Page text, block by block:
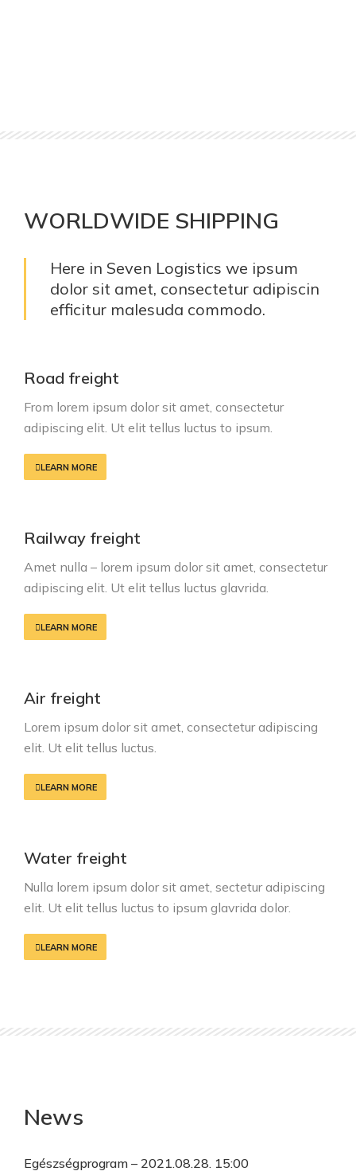
WORLDWIDE SHIPPING
Here in Seven Logistics we ipsum
dolor sit amet, consectetur adipiscin
efficitur malesuda commodo.
Road freight
From lorem ipsum dolor sit amet, consectetur
adipiscing elit. Ut elit tellus luctus to ipsum.
LEARN MORE
Railway freight
Amet nulla – lorem ipsum dolor sit amet, consectetur
adipiscing elit. Ut elit tellus luctus glavrida.
LEARN MORE
Air freight
Lorem ipsum dolor sit amet, consectetur adipiscing
elit. Ut elit tellus luctus.
LEARN MORE
Water freight
Nulla lorem ipsum dolor sit amet, sectetur adipiscing
elit. Ut elit tellus luctus to ipsum glavrida dolor.
LEARN MORE
News
Egészségprogram – 2021.08.28. 15:00